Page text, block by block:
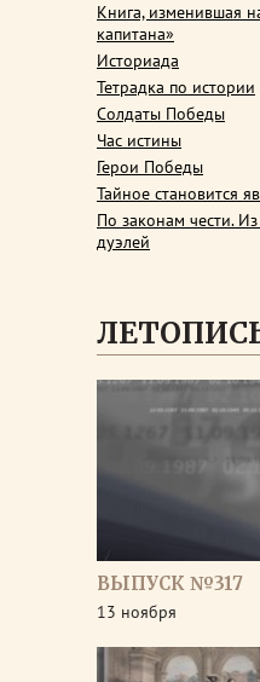
Книга, изменившая
капитана»
Историада
Тетрадка по истории
Солдаты Победы
Час истины
Герои Победы
Тайное становится
По законам чести.
дуэлей
ВЫПУСК №317
13 ноября